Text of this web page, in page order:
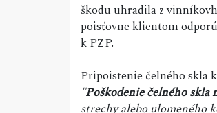
škodu uhradila z
poisťovne klientom
k PZP.
Pripoistenie čelného skla
"Poškodenie čelného skla
strechy alebo ulomeného